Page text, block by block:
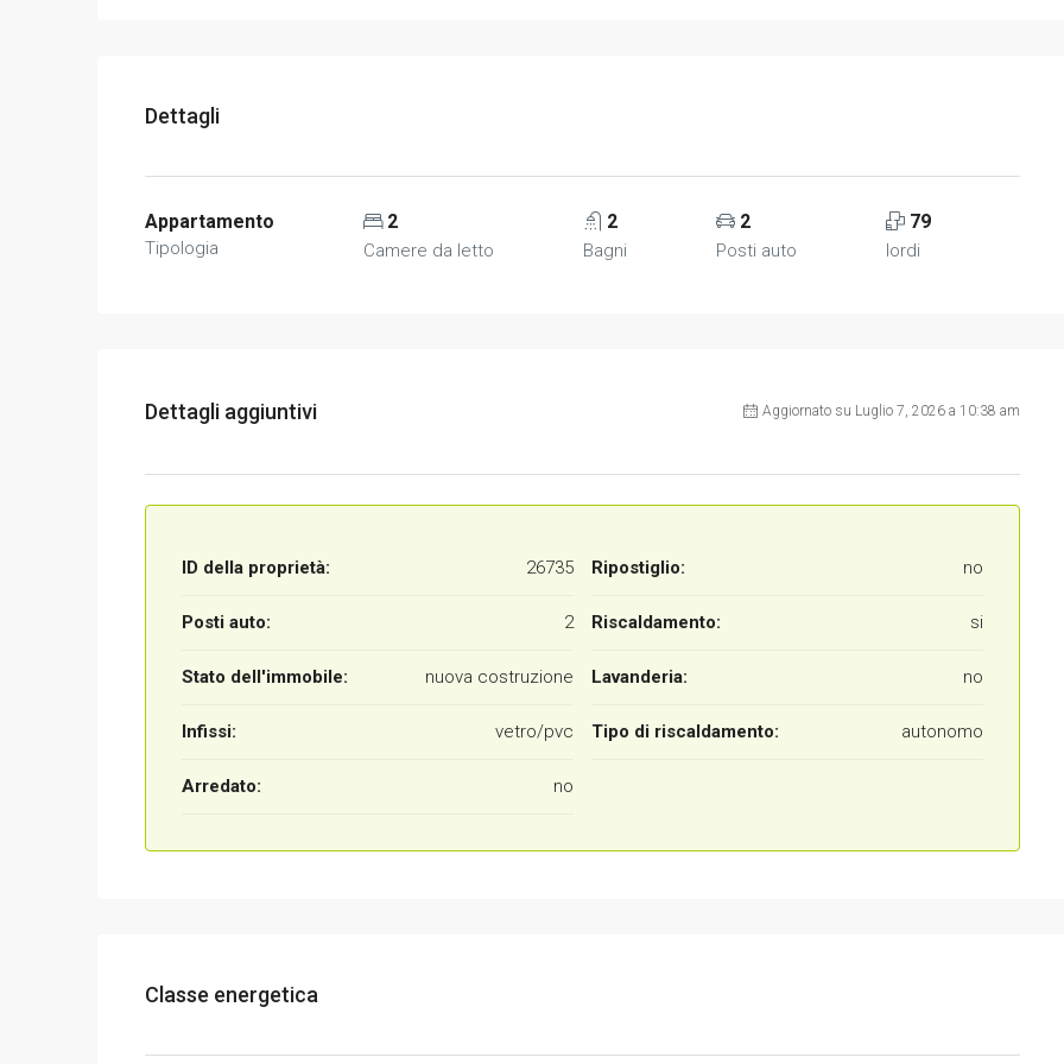
Dettagli
Appartamento
Tipologia
2
Camere da letto
2
Bagni
2
Posti auto
79
lordi
Dettagli aggiuntivi Aggiornato su Luglio 7, 2026 a 10:38 am
ID della proprietà: 26735
Posti auto: 2
Stato dell'immobile: nuova costruzione
Infissi: vetro/pvc
Arredato: no
Ripostiglio: no
Riscaldamento: si
Lavanderia: no
Tipo di riscaldamento: autonomo
Classe energetica